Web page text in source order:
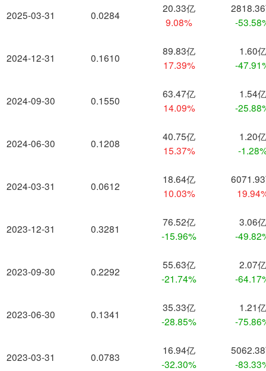
2025-03-31
2024-12-31
2024-09-30
2024-06-30
2024-03-31
2023-12-31
2023-09-30
2023-06-30
2023-03-31
0.0284
20.33亿
9.08%
-
0.1610
89.83亿
17.39%
1.60亿
-
0.1550
63.47亿
14.09%
1.54亿
-
0.1208
40.75亿
15.37%
1.20亿
-
0.0612
18.64亿
10.03%
0.3281
76.52亿
-15.96%
3.06亿
-
0.2292
55.63亿
-21.74%
2.07亿
-
0.1341
35.33亿
-28.85%
1.21亿
-
0.0783
16.94亿
-32.30%
-